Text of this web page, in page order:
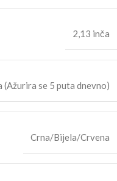
2,13 inča
(Ažurira se 5 puta dnevno)
Crna/Bijela/Crvena